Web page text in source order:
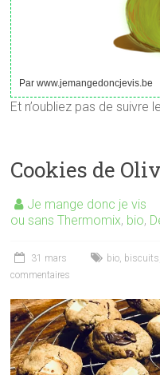
Par www.jemangedoncjevis.be
Et n’oubliez pas de
Cookies de
Je mange donc je vis
ou sans Thermomix, bio,
31 mars bio, biscuits
commentaires